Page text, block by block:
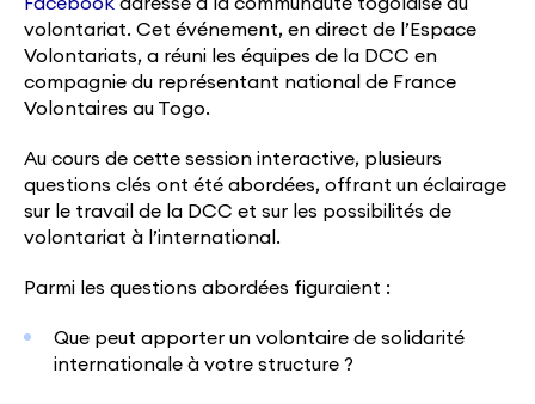
volontariat. Cet événement, en direct de l’Espace
Volontariats, a réuni les équipes de la DCC en
compagnie du représentant national de France
Volontaires au Togo.
Au cours de cette session interactive, plusieurs
questions clés ont été abordées, offrant un éclairage
sur le travail de la DCC et sur les possibilités de
volontariat à l’international.
Parmi les questions abordées figuraient :
Que peut apporter un volontaire de solidarité
internationale à votre structure ?